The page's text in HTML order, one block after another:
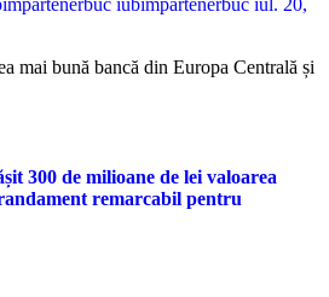
300 de milioane de lei valoarea
remarcabil pentru